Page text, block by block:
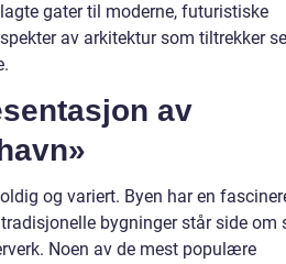
gater til moderne, futuristiske
av arkitektur som tiltrekker
av
og variert. Byen har en
bygninger står side om
Noen av de mest populære